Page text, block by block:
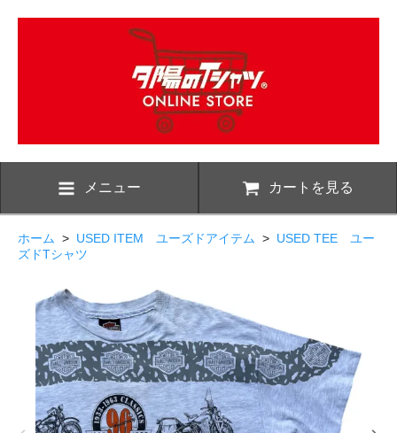
メニュー カートを見る
ホーム > USED ITEM ユーズドアイテム > USED TEE ユー
ズドTシャツ